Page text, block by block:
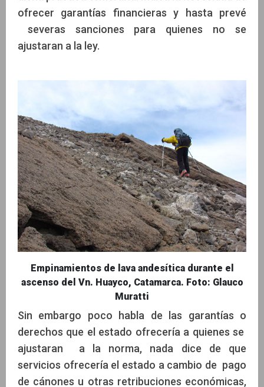
ofrecer garantías financieras y hasta prevé
severas sanciones para quienes no se
ajustaran a la ley.
Empinamientos de lava andesítica durante el
ascenso del Vn. Huayco, Catamarca. Foto: Glauco
Muratti
Sin embargo poco habla de las garantías o
derechos que el estado ofrecería a quienes se
ajustaran a la norma, nada dice de que
servicios ofrecería el estado a cambio de pago
de cánones u otras retribuciones económicas,